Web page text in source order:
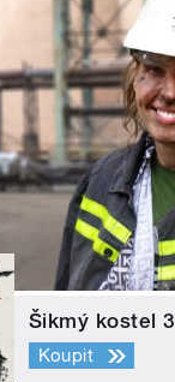
Šikmý kostel 3
Koupit